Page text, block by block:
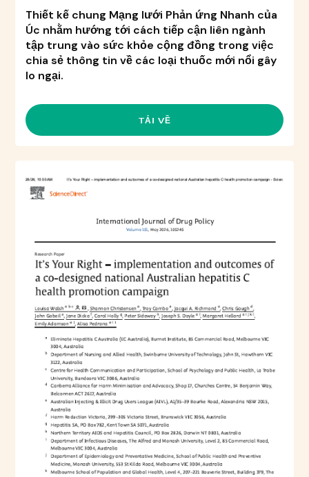
Thiết kế chung Mạng lưới Phản ứng Nhanh của
Úc nhằm hướng tới cách tiếp cận liên ngành
tập trung vào sức khỏe cộng đồng trong việc
chia sẻ thông tin về các loại thuốc mới nổi gây
lo ngại.
TẢI VỀ